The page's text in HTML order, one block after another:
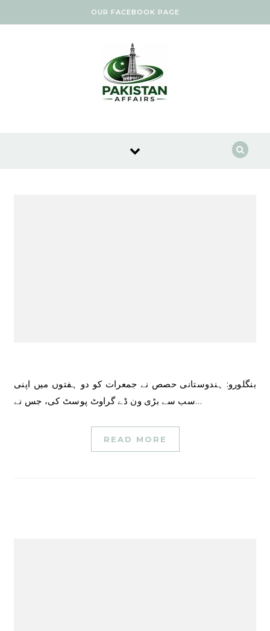
OUR FACEBOOK PAGE
بنگلورو: ہندوستانی حصص نے جمعرات کو دو ہفتوں میں اپنی
سب سے بڑی ون ڈے گراوٹ پوسٹ کی، جس نے…
READ MORE